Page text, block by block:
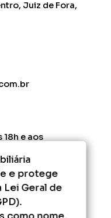
Juiz de Fora,
18h e aos
à Sexta
os serviços que
e protege
Lei Geral de